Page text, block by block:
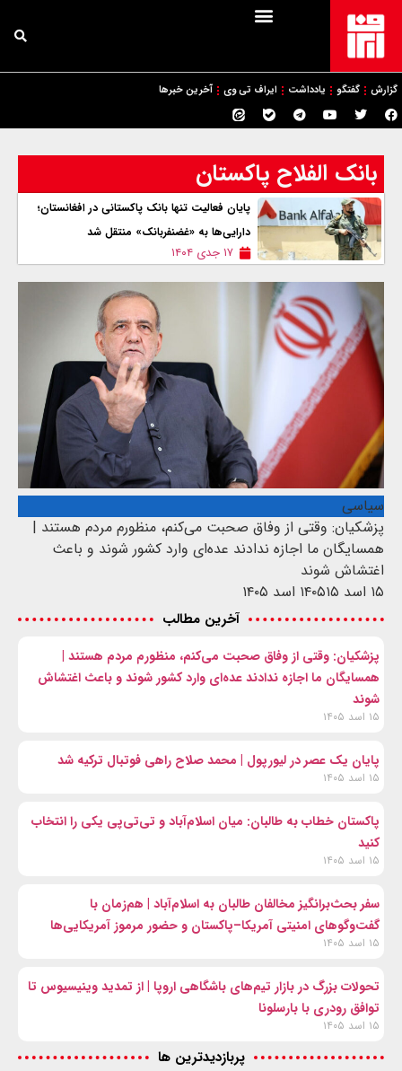
گزارش گفتگو یادداشت ایراف تی وی آخرین خبرها
بانک الفلاح پاکستان
پایان فعالیت تنها بانک پاکستانی در افغانستان؛
دارایی‌ها به «غضنفربانک» منتقل شد
۱۷ جدی ۱۴۰۴
سیاسی
پزشکیان: وقتی از وفاق صحبت می‌کنم، منظورم مردم هستند |
همسایگان ما اجازه ندادند عده‌ای وارد کشور شوند و باعث
اغتشاش شوند
۱۵ اسد ۱۴۰۵
۱۵ اسد ۱۴۰۵
آخرین مطالب
پزشکیان: وقتی از وفاق صحبت می‌کنم، منظورم مردم هستند |
همسایگان ما اجازه ندادند عده‌ای وارد کشور شوند و باعث اغتشاش
شوند
۱۵ اسد ۱۴۰۵
پایان یک عصر در لیورپول | محمد صلاح راهی فوتبال ترکیه شد
۱۵ اسد ۱۴۰۵
پاکستان خطاب به طالبان: میان اسلام‌آباد و تی‌تی‌پی یکی را انتخاب
کنید
۱۵ اسد ۱۴۰۵
سفر بحث‌برانگیز مخالفان طالبان به اسلام‌آباد | هم‌زمان با
گفت‌وگوهای امنیتی آمریکا–پاکستان و حضور مرموز آمریکایی‌ها
۱۵ اسد ۱۴۰۵
تحولات بزرگ در بازار تیم‌های باشگاهی اروپا | از تمدید وینیسیوس تا
توافق رودری با بارسلونا
۱۵ اسد ۱۴۰۵
پربازدیدترین ها